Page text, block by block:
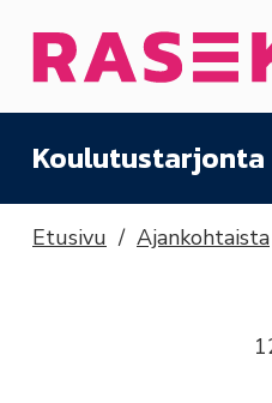
Etusivu
Koulutustarjonta
Etusivu Ajankohtaista